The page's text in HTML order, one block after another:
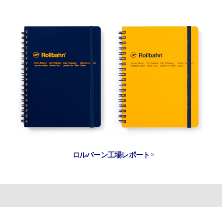
ロルバーン工場レポート